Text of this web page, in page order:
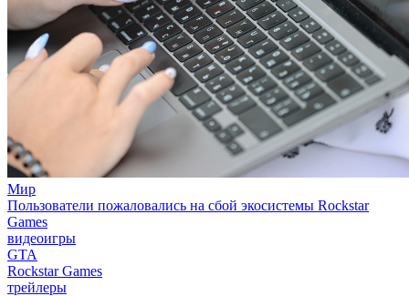
Мир
Пользователи пожаловались на сбой экосистемы Rockstar
Games
видеоигры
GTA
Rockstar Games
трейлеры